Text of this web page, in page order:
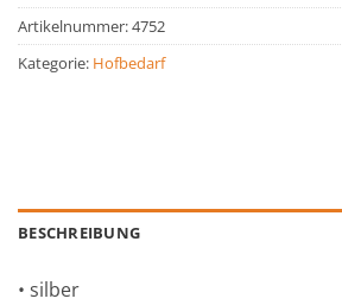
Artikelnummer:4752
Kategorie: Hofbedarf
BESCHREIBUNG
• silber